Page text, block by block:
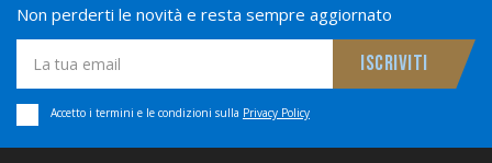
Non perderti le novità e resta sempre aggiornato
Accetto i termini e le condizioni sulla Privacy Policy